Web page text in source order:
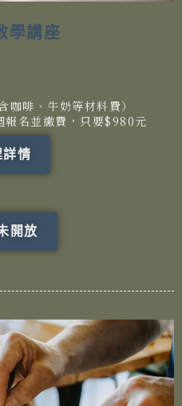
學講座
啡、牛奶等材料費）
名並繳費，只要$980元
詳情
開放